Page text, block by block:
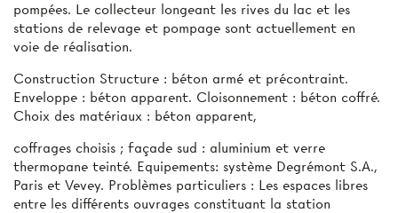
pompées. Le collecteur longeant les rives du lac et les
stations de relevage et pompage sont actuellement en
voie de réalisation.
Construction Structure : béton armé et précontraint.
Enveloppe : béton apparent. Cloisonnement : béton coffré.
Choix des matériaux : béton apparent,
coffrages choisis ; façade sud : aluminium et verre
thermopane teinté. Equipements: système Degrémont S.A.,
Paris et Vevey. Problèmes particuliers : Les espaces libres
entre les différents ouvrages constituant la station